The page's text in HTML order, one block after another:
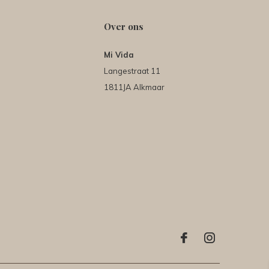
Over ons
Mi Vida
Langestraat 11
1811JA Alkmaar